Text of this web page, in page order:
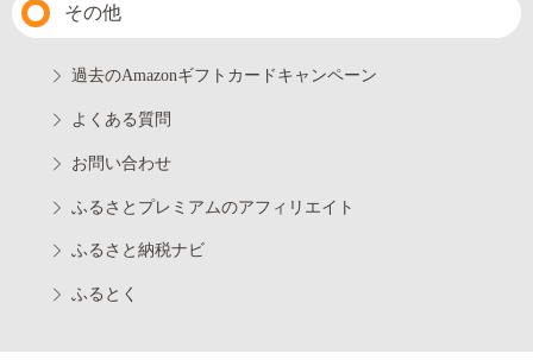
その他
過去のAmazonギフトカードキャンペーン
よくある質問
お問い合わせ
ふるさとプレミアムのアフィリエイト
ふるさと納税ナビ
ふるとく